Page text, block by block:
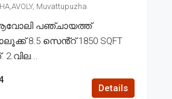
Muvattupuzha
ആവോലി പഞ്ചായത്ത്
8.5 സെൻ്റ് 1850 SQFT
2.വില...
Details